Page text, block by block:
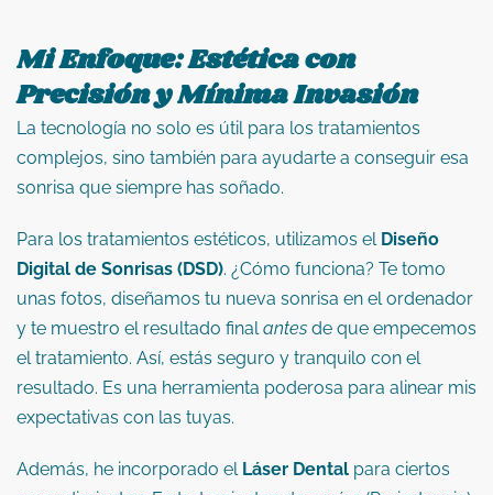
Mi Enfoque: Estética con
Precisión y Mínima Invasión
La tecnología no solo es útil para los tratamientos
complejos, sino también para ayudarte a conseguir esa
sonrisa que siempre has soñado.
Para los tratamientos estéticos, utilizamos el Diseño
Digital de Sonrisas (DSD). ¿Cómo funciona? Te tomo
unas fotos, diseñamos tu nueva sonrisa en el ordenador
y te muestro el resultado finalantes de que empecemos
el tratamiento. Así, estás seguro y tranquilo con el
resultado. Es una herramienta poderosa para alinear mis
expectativas con las tuyas.
Además, he incorporado el Láser Dental para ciertos